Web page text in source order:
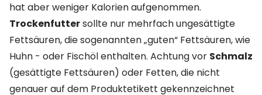
hat aber weniger Kalorien aufgenommen.
Trockenfuttersollte nur mehrfach ungesättigte
Fettsäuren, die sogenannten „guten“ Fettsäuren, wie
Huhn - oder Fischöl enthalten. Achtung vor Schmalz
(gesättigte Fettsäuren) oder Fetten, die nicht
genauer auf dem Produktetikett gekennzeichnet